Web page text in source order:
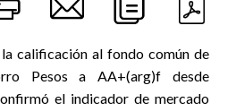
calificación al fondo común de
Pesos a AA+(arg)f desde
el indicador de mercado